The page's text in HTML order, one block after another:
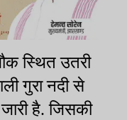
स्थित उतरी
गुरा नदी से
है. जिसकी